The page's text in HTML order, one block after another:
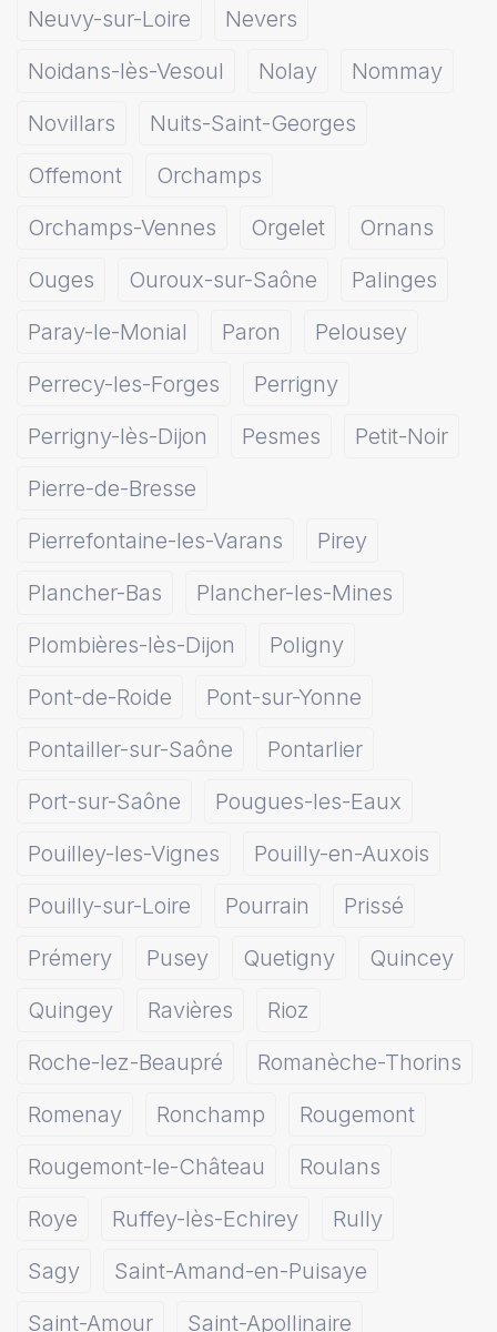
Neuvy-sur-Loire
Nevers
Noidans-lès-Vesoul
Nolay
Nommay
Novillars
Nuits-Saint-Georges
Offemont
Orchamps
Orchamps-Vennes
Orgelet
Ornans
Ouges
Ouroux-sur-Saône
Palinges
Paray-le-Monial
Paron
Pelousey
Perrecy-les-Forges
Perrigny
Perrigny-lès-Dijon
Pesmes
Petit-Noir
Pierre-de-Bresse
Pierrefontaine-les-Varans
Pirey
Plancher-Bas
Plancher-les-Mines
Plombières-lès-Dijon
Poligny
Pont-de-Roide
Pont-sur-Yonne
Pontailler-sur-Saône
Pontarlier
Port-sur-Saône
Pougues-les-Eaux
Pouilley-les-Vignes
Pouilly-en-Auxois
Pouilly-sur-Loire
Pourrain
Prissé
Prémery
Pusey Quetigny
Quincey
Quingey
Ravières
Rioz
Roche-lez-Beaupré
Romanèche-Thorins
Romenay
Ronchamp
Rougemont
Rougemont-le-Château
Roulans
Roye
Ruffey-lès-Echirey
Rully
Sagy
Saint-Amand-en-Puisaye
Saint-Amour
Saint-Apollinaire